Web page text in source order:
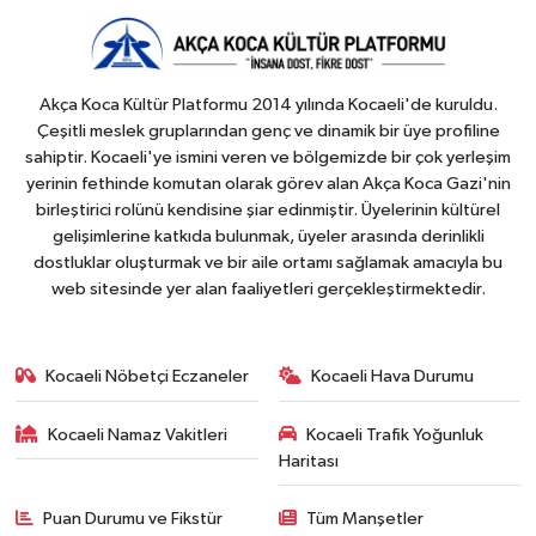
Akça Koca Kültür Platformu 2014 yılında Kocaeli'de kuruldu.
Çeşitli meslek gruplarından genç ve dinamik bir üye profiline
sahiptir. Kocaeli'ye ismini veren ve bölgemizde bir çok yerleşim
yerinin fethinde komutan olarak görev alan Akça Koca Gazi'nin
birleştirici rolünü kendisine şiar edinmiştir. Üyelerinin kültürel
gelişimlerine katkıda bulunmak, üyeler arasında derinlikli
dostluklar oluşturmak ve bir aile ortamı sağlamak amacıyla bu
web sitesinde yer alan faaliyetleri gerçekleştirmektedir.
Kocaeli Nöbetçi Eczaneler Kocaeli Hava Durumu
Kocaeli Namaz Vakitleri
Kocaeli Trafik Yoğunluk
Haritası
Puan Durumu ve Fikstür Tüm Manşetler